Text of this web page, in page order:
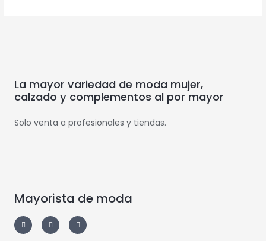
La mayor variedad de moda mujer,
calzado y complementos al por mayor
Solo venta a profesionales y tiendas.
Mayorista de moda